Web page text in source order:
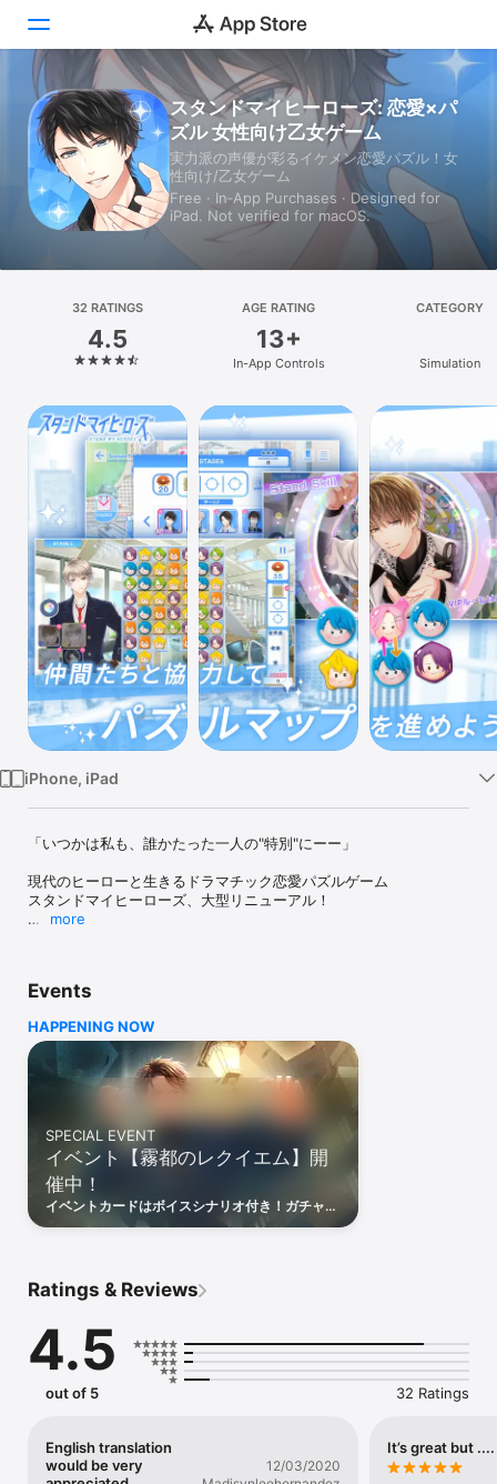
Today
Games
Apps
Platform
iPhone
iPad
Mac
Vision
Watch
TV
スタンドマイヒーローズ: 恋愛×パ
ズル 女性向け乙女ゲーム
実力派の声優が彩るイケメン恋愛パズル！女
性向け/乙女ゲーム
Free · In‑App Purchases · Designed for
iPad. Not verified for macOS.
32 RATINGS
4.5
AGE RATING
13+
In-App Controls
CATEGORY
Simulation
iPhone, iPad
「いつかは私も、誰かたった一人の"特別"にーー」
現代のヒーローと生きるドラマチック恋愛パズルゲーム
スタンドマイヒーローズ、大型リニューアル！
やがて大きな謎に巻き込まれていくことに。
スカウトの意味、因縁の未解決事件……
アナタがたどり着く真実、そして正義とはーー
□■26人の個性豊かな現代のヒーローたち■□
マトリ・外交官・警察官・経営者・情報屋・デザイナー・小説家・
俳優
名家の当主・ボディガード・闇医者・使用人・研究者・学生など
さまざまな生き方を貫くヒーローが登場。
魅力あふれる容貌や個性を持つカレらは、物語を通して多彩な表情
を見せていきます。
正義の意味を問うヒューマンドラマ×サスペンスのメインストーリ
ー、
カレらの内面を深く知り、キズナを結ぶドラマチック恋愛ストーリ
ー、
ヒーローたちの魅力の詰まったバラエティ豊かな物語を続々配信し
ています。
more
Events
HAPPENING NOW
SPECIAL EVENT
イベント【霧都のレクイエム】開
催中！
イベントカードはボイスシナリオ付き！ガチャに
「今大路峻(cv.浪川大輔）」「服部耀(cv.江口拓
Ratings & Reviews
4.5
out of 5 32 Ratings
English translation
would be very
12/03/2020
It’s great but ....